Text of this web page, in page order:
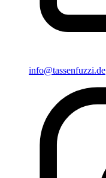
info@tassenfuzzi.de